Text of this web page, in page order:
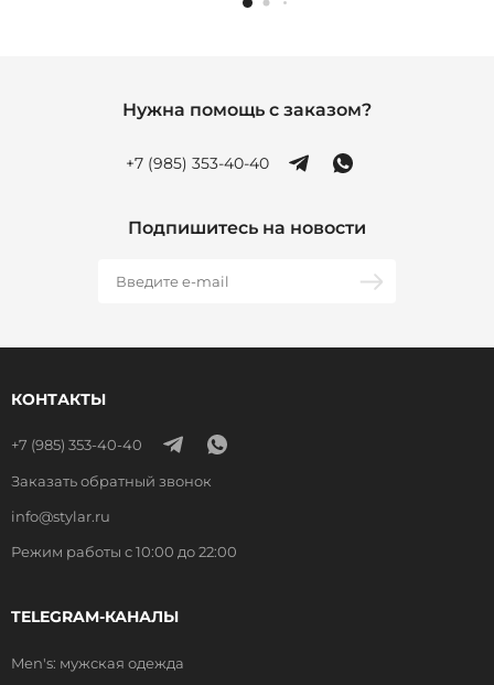
Нужна помощь с заказом?
+7 (985) 353-40-40
Подпишитесь на новости
КОНТАКТЫ
+7 (985) 353-40-40
Заказать обратный звонок
info@stylar.ru
Режим работы с 10:00 до 22:00
TELEGRAM-КАНАЛЫ
Men's: мужская одежда